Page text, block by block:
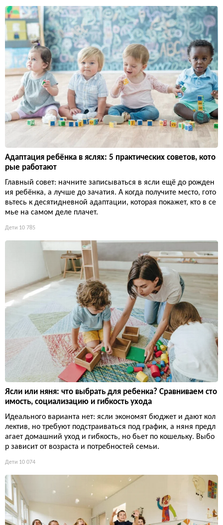
Адаптация ребёнка в яслях: 5 практических советов, кото
рые работают
Главный совет: начните записываться в ясли ещё до рожден
ия ребёнка, а лучше до зачатия. А когда получите место, гото
вьтесь к десятидневной адаптации, которая покажет, кто в се
мье на самом деле плачет.
Дети 10 785
Ясли или няня: что выбрать для ребенка? Сравниваем сто
имость, социализацию и гибкость ухода
Идеального варианта нет: ясли экономят бюджет и дают кол
лектив, но требуют подстраиваться под график, а няня предл
агает домашний уход и гибкость, но бьет по кошельку. Выбо
р зависит от возраста и потребностей семьи.
Дети 10 074